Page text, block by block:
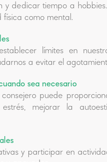
y dedicar tiempo a
física como mental.
límites en
a evitar el
sea necesario
puede
mejorar la
y participar en